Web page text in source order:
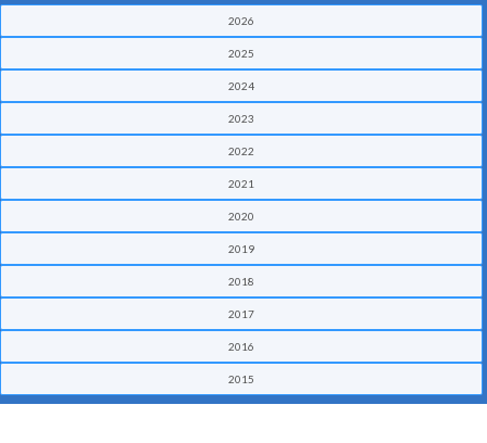
2026
2025
2024
2023
2022
2021
2020
2019
2018
2017
2016
2015